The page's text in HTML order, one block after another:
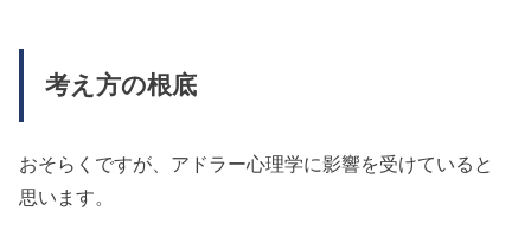
考え方の根底
おそらくですが、アドラー心理学に影響を受けていると
思います。